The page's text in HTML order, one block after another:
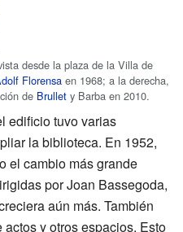
desde la plaza de la Villa de
Florensa en 1968; a la derecha,
de Brullety Barba en 2010.
edificio tuvo varias
la biblioteca. En 1952,
el cambio más grande
por Joan Bassegoda,
aún más. También
y otros espacios. Esto